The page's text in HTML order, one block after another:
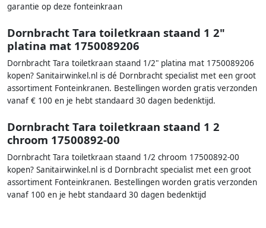
garantie op deze fonteinkraan
Dornbracht Tara toiletkraan staand 1 2"
platina mat 1750089206
Dornbracht Tara toiletkraan staand 1/2" platina mat 1750089206
kopen? Sanitairwinkel.nl is dé Dornbracht specialist met een groot
assortiment Fonteinkranen. Bestellingen worden gratis verzonden
vanaf € 100 en je hebt standaard 30 dagen bedenktijd.
Dornbracht Tara toiletkraan staand 1 2
chroom 17500892-00
Dornbracht Tara toiletkraan staand 1/2 chroom 17500892-00
kopen? Sanitairwinkel.nl is d Dornbracht specialist met een groot
assortiment Fonteinkranen. Bestellingen worden gratis verzonden
vanaf 100 en je hebt standaard 30 dagen bedenktijd